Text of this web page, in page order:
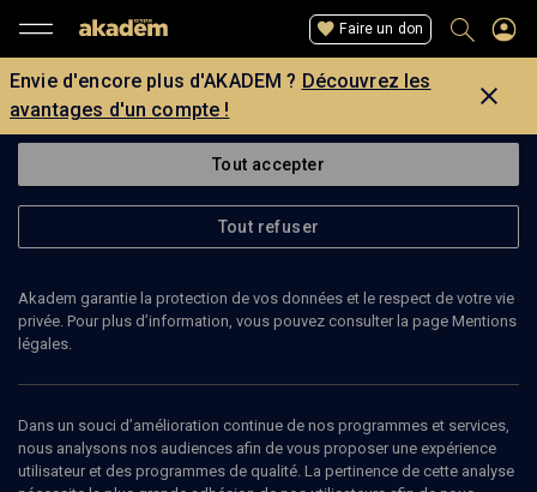
Faire un don
Envie d'encore plus d'AKADEM ? Découvrez les
avantages d'un compte !
Voir le site de l’organisateur
Tout accepter
Tout refuser
Akadem garantie la protection de vos données et le respect de votre vie
privée. Pour plus d’information, vous pouvez consulter la page Mentions
légales.
Dans un souci d’amélioration continue de nos programmes et services,
nous analysons nos audiences afin de vous proposer une expérience
utilisateur et des programmes de qualité. La pertinence de cette analyse